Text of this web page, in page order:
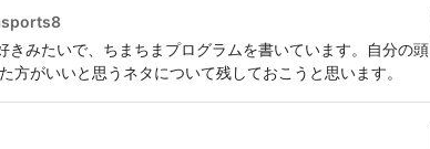
きみたいで、ちまちまプログラムを書いています。自分の頭
方がいいと思うネタについて残しておこうと思います。